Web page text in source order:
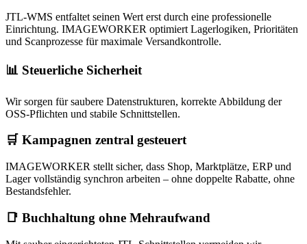
JTL-WMS entfaltet seinen Wert erst durch eine professionelle
Einrichtung. IMAGEWORKER optimiert Lagerlogiken, Prioritäten
und Scanprozesse für maximale Versandkontrolle.
📊 Steuerliche Sicherheit
Wir sorgen für saubere Datenstrukturen, korrekte Abbildung der
OSS-Pflichten und stabile Schnittstellen.
🛒 Kampagnen zentral gesteuert
IMAGEWORKER stellt sicher, dass Shop, Marktplätze, ERP und
Lager vollständig synchron arbeiten – ohne doppelte Rabatte, ohne
Bestandsfehler.
📑 Buchhaltung ohne Mehraufwand